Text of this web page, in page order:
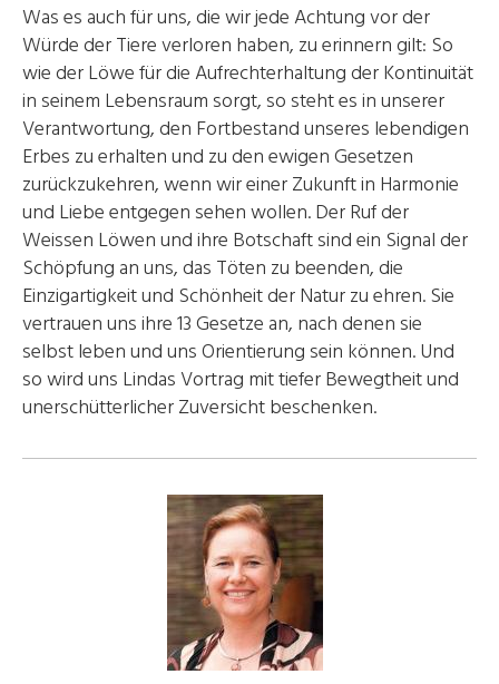
Was es auch für uns, die wir jede Achtung vor der
Würde der Tiere verloren haben, zu erinnern gilt: So
wie der Löwe für die Aufrechterhaltung der Kontinuität
in seinem Lebensraum sorgt, so steht es in unserer
Verantwortung, den Fortbestand unseres lebendigen
Erbes zu erhalten und zu den ewigen Gesetzen
zurückzukehren, wenn wir einer Zukunft in Harmonie
und Liebe entgegen sehen wollen. Der Ruf der
Weissen Löwen und ihre Botschaft sind ein Signal der
Schöpfung an uns, das Töten zu beenden, die
Einzigartigkeit und Schönheit der Natur zu ehren. Sie
vertrauen uns ihre 13 Gesetze an, nach denen sie
selbst leben und uns Orientierung sein können. Und
so wird uns Lindas Vortrag mit tiefer Bewegtheit und
unerschütterlicher Zuversicht beschenken.